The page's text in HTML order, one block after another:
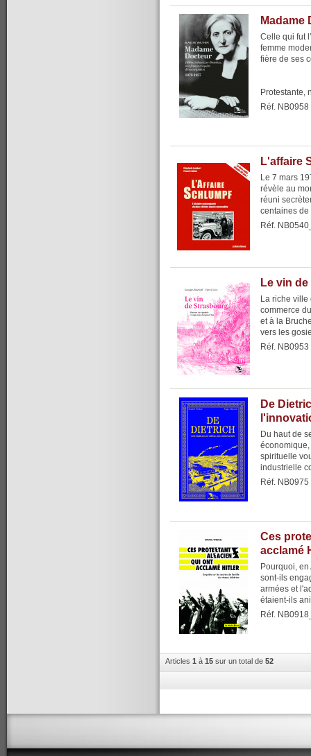
Madame
Celle qui fut
femme
fière de ses
Protestante,
Réf. NB0958
L'affaire
Le 7 mars
révèle au
réuni
centaines de
Réf.
Le vin
La riche
commerce
et à la
vers les
Réf. NB0953
De
Du haut de
spirituelle
industrielle
Réf. NB0975
Ces
acclamé
Pourquoi,
sont-ils
armées et
étaient-ils
Réf.
Articles 1 à 15 sur un total de 52